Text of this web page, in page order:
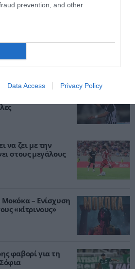
prevention, and other
Data Access Privacy Policy
πέναλτι,
να ζει με την
στους μεγάλους
– Ενίσχυση
«κίτρινους»
φαβορί για τη